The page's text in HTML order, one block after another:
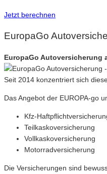
Jetzt berechnen
EuropaGo
EuropaGo Autoversicherung
Seit 2014 konzentriert sich
Das Angebot der EUROPA-go
Kfz-
Teilkaskoversicherung
Vollkaskoversicherung
Motorradversicherung
Die Versicherungen sind